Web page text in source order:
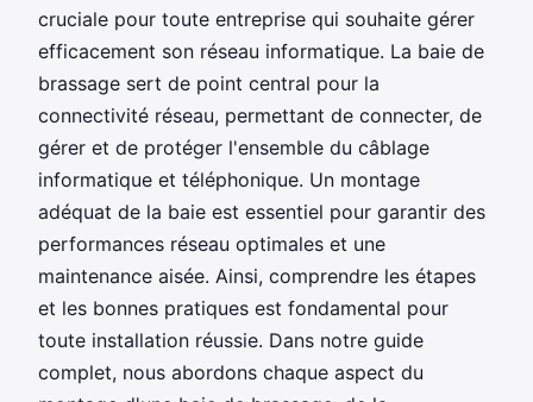
cruciale pour toute entreprise qui souhaite gérer
efficacement son réseau informatique. La baie de
brassage sert de point central pour la
connectivité réseau, permettant de connecter, de
gérer et de protéger l'ensemble du câblage
informatique et téléphonique. Un montage
adéquat de la baie est essentiel pour garantir des
performances réseau optimales et une
maintenance aisée. Ainsi, comprendre les étapes
et les bonnes pratiques est fondamental pour
toute installation réussie. Dans notre guide
complet, nous abordons chaque aspect du